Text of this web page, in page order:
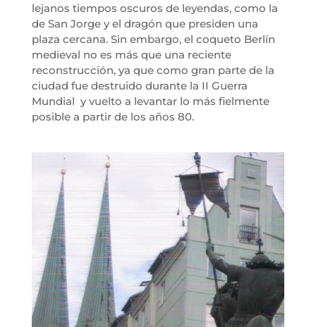
lejanos tiempos oscuros de leyendas, como la
de San Jorge y el dragón que presiden una
plaza cercana. Sin embargo, el coqueto Berlín
medieval no es más que una reciente
reconstrucción, ya que como gran parte de la
ciudad fue destruido durante la II Guerra
Mundial y vuelto a levantar lo más fielmente
posible a partir de los años 80.